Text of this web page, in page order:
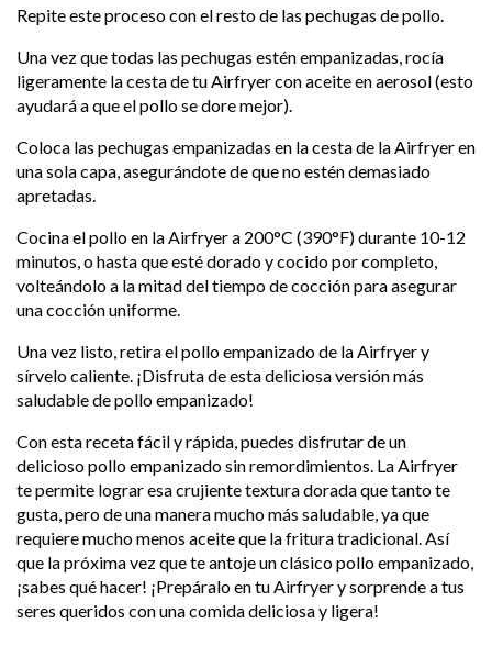
Repite este proceso con el resto de las pechugas de pollo.
Una vez que todas las pechugas estén empanizadas, rocía
ligeramente la cesta de tu Airfryer con aceite en aerosol (esto
ayudará a que el pollo se dore mejor).
Coloca las pechugas empanizadas en la cesta de la Airfryer en
una sola capa, asegurándote de que no estén demasiado
apretadas.
Cocina el pollo en la Airfryer a 200°C (390°F) durante 10-12
minutos, o hasta que esté dorado y cocido por completo,
volteándolo a la mitad del tiempo de cocción para asegurar
una cocción uniforme.
Una vez listo, retira el pollo empanizado de la Airfryer y
sírvelo caliente. ¡Disfruta de esta deliciosa versión más
saludable de pollo empanizado!
Con esta receta fácil y rápida, puedes disfrutar de un
delicioso pollo empanizado sin remordimientos. La Airfryer
te permite lograr esa crujiente textura dorada que tanto te
gusta, pero de una manera mucho más saludable, ya que
requiere mucho menos aceite que la fritura tradicional. Así
que la próxima vez que te antoje un clásico pollo empanizado,
¡sabes qué hacer! ¡Prepáralo en tu Airfryer y sorprende a tus
seres queridos con una comida deliciosa y ligera!